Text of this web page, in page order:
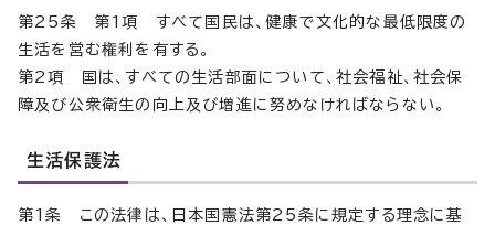
第25条 第1項 すべて国民は、健康で文化的な最低限度の
生活を営む権利を有する。
第2項 国は、すべての生活部面について、社会福祉、社会保
障及び公衆衛生の向上及び増進に努めなければならない。
生活保護法
第1条 この法律は、日本国憲法第25条に規定する理念に基